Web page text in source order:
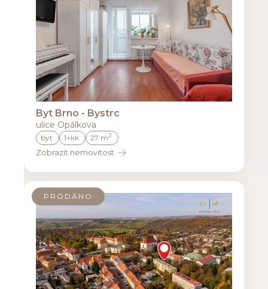
Byt Brno - Bystrc
ulice Opálkova
byt 1+kk 27 m2
Zobrazit nemovitost
PRODÁNO